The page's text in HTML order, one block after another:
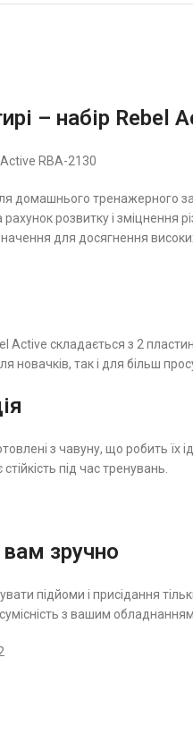
– набір Rebel
Active RBA-2130
домашнього тренажерного
розвитку і зміцнення
для досягнення
Active складається з 2
новачків, так і для більш
з чавуну, що робить
під час тренувань.
зручно
підйоми і присідання
сумісність з вашим